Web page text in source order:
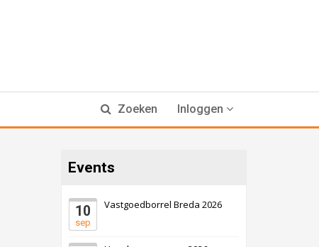
Zoeken Inloggen
Events
10
sep
Vastgoedborrel Breda 2026